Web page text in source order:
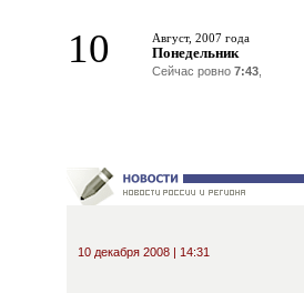
10 Август, 2007 года
Понедельник
Сейчас ровно 7:43
10 декабря 2008 | 14:31